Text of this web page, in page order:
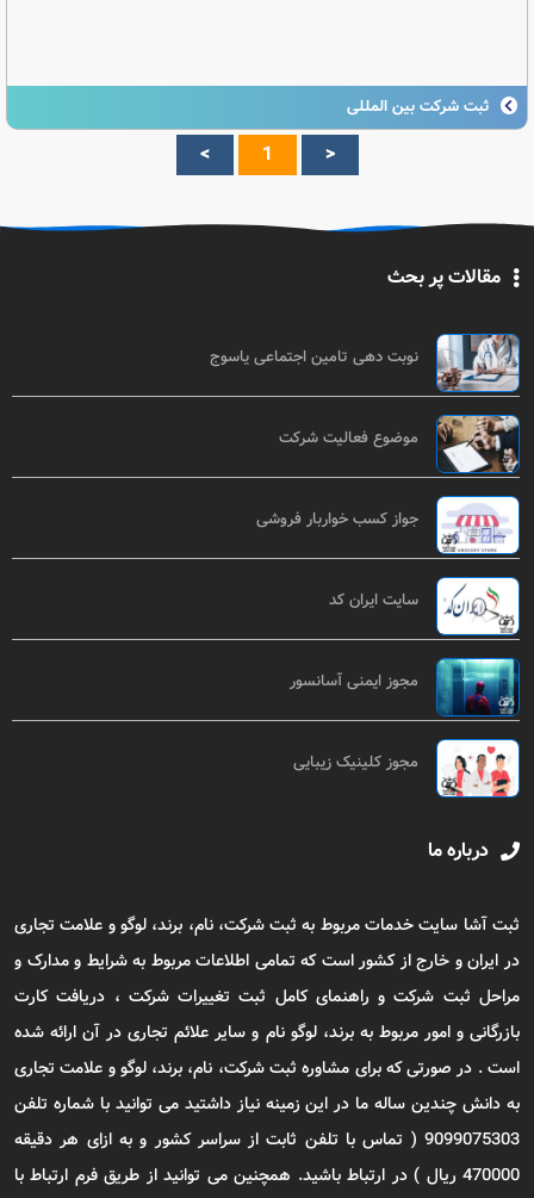
ثبت شرکت بین المللی
<
1
>
مقالات پر بحث
نوبت دهی تامین اجتماعی یاسوج
موضوع فعالیت شرکت
جواز کسب خواربار فروشی
سایت ایران کد
مجوز ایمنی آسانسور
مجوز کلینیک زیبایی
درباره ما
ثبت آشا سایت خدمات مربوط به ثبت شرکت، نام، برند، لوگو و علامت تجاری
در ایران و خارج از کشور است که تمامی اطلاعات مربوط به شرایط و مدارک و
مراحل ثبت شرکت و راهنمای کامل ثبت تغییرات شرکت ، دریافت کارت
بازرگانی و امور مربوط به برند، لوگو نام و سایر علائم تجاری در آن ارائه شده
است . در صورتی که برای مشاوره ثبت شرکت، نام، برند، لوگو و علامت تجاری
به دانش چندین ساله ما در این زمینه نیاز داشتید می توانید با شماره تلفن
9099075303 ( تماس با تلفن ثابت از سراسر کشور و به ازای هر دقیقه
470000 ریال ) در ارتباط باشید. همچنین می توانید از طریق فرم ارتباط با